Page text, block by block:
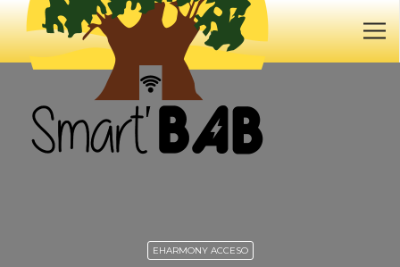
EHARMONY ACCESO